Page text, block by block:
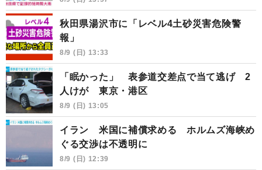
秋田県湯沢市に「レベル4土砂災害危険警
報」
8/9 (日) 13:33
「眠かった」 表参道交差点で当て逃げ 2
人けが 東京・港区
8/9 (日) 13:05
イラン 米国に補償求める ホルムズ海峡め
ぐる交渉は不透明に
8/9 (日) 12:39